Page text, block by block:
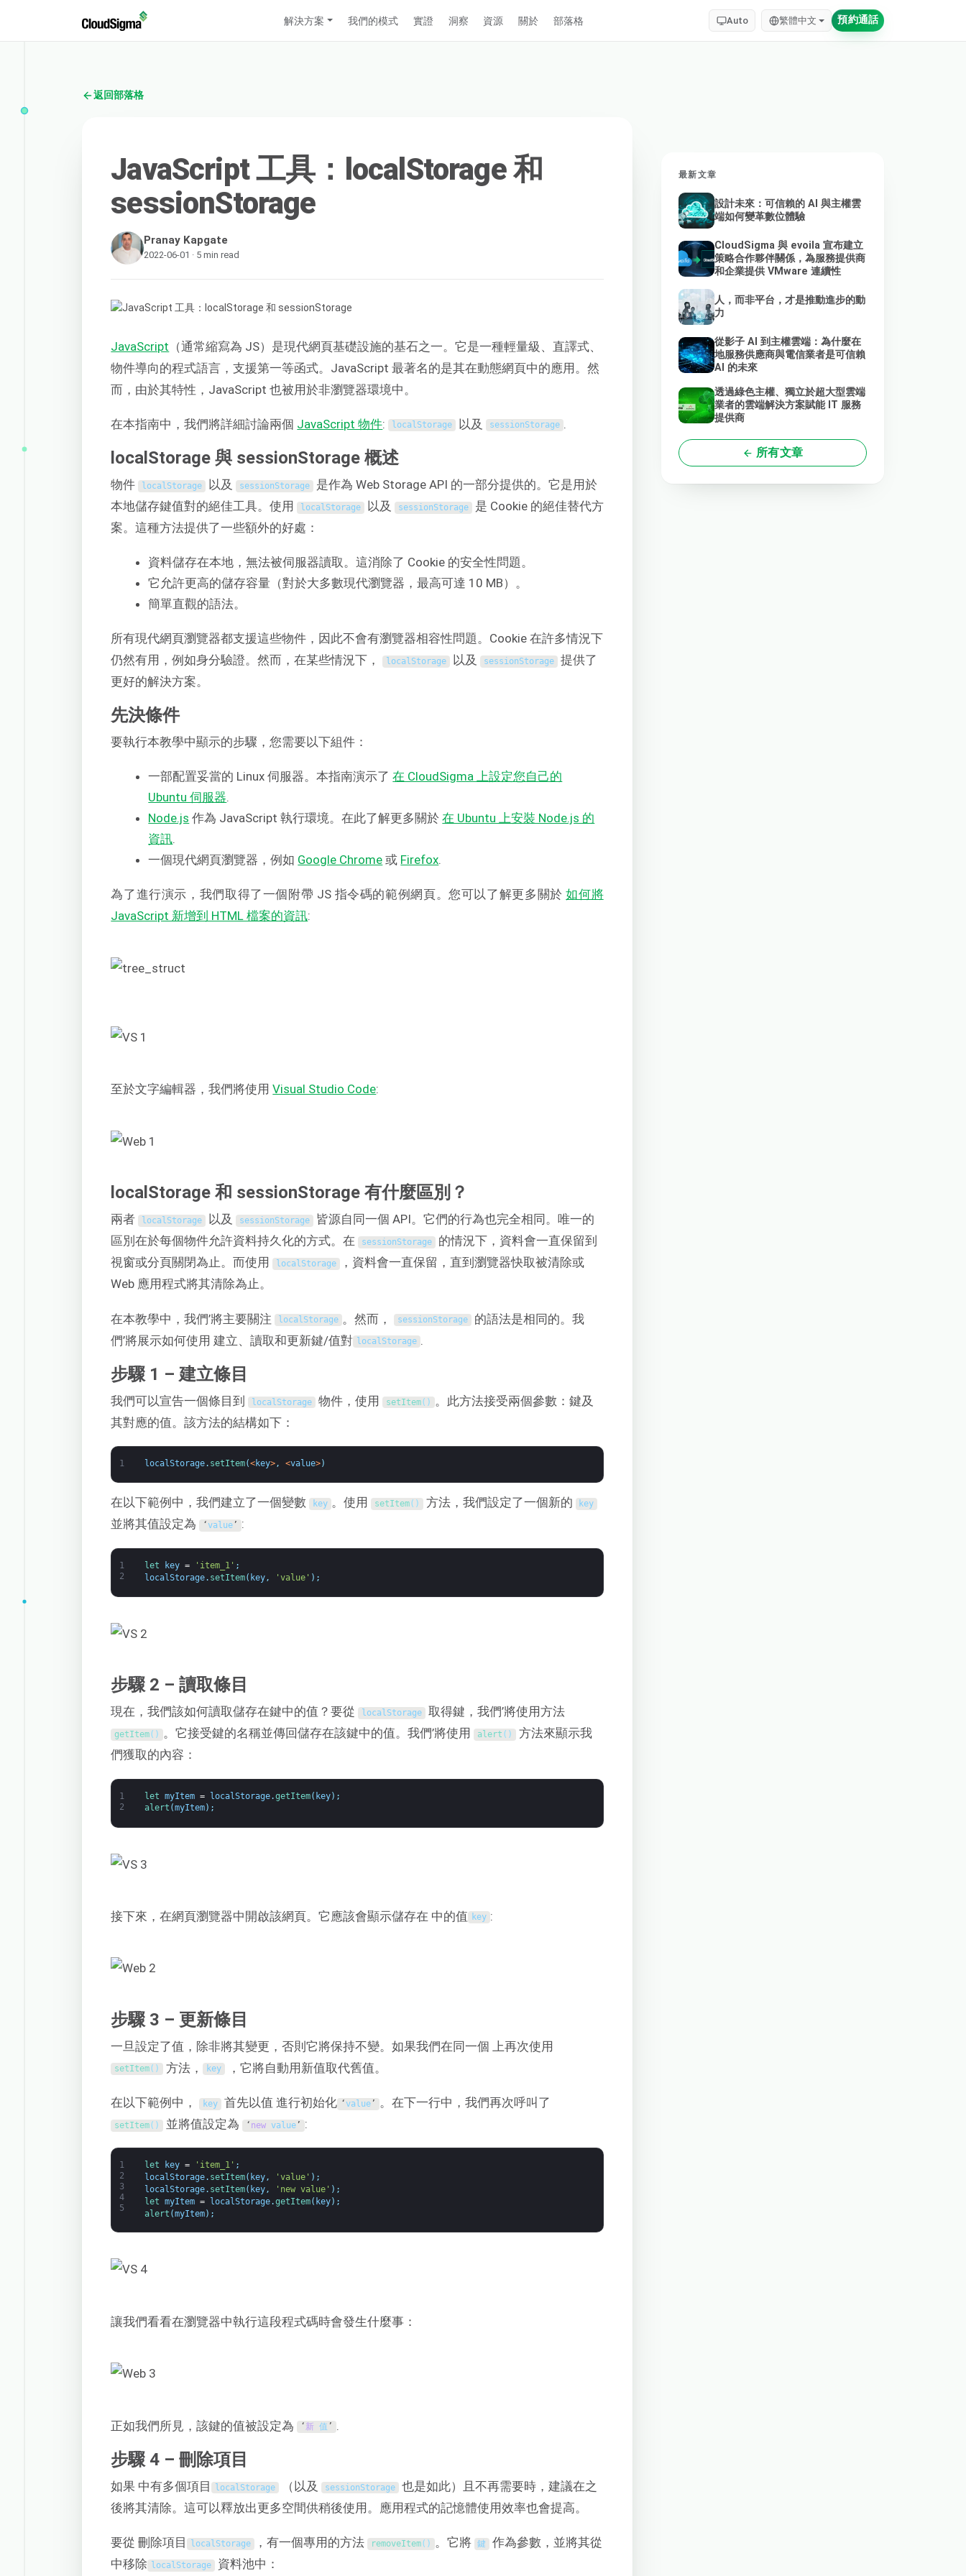
解決方案 我們的模式 實證 洞察 資源 關於 部落格 Auto 繁體中文 預約通話
返回部落格
JavaScript 工具：localStorage 和
sessionStorage
Pranay Kapgate
2022-06-01 · 5 min read
JavaScript （通常縮寫為 JS）是現代網頁基礎設施的基石之一。它是一種輕量級、直譯式、
物件導向的程式語言，支援第一等函式。JavaScript 最著名的是其在動態網頁中的應用。然
而，由於其特性，JavaScript 也被用於非瀏覽器環境中。
在本指南中，我們將詳細討論兩個 JavaScript 物件: localStorage 以及 sessionStorage .
localStorage 與 sessionStorage 概述
物件 localStorage 以及 sessionStorage 是作為 Web Storage API 的一部分提供的。它是用於
本地儲存鍵值對的絕佳工具。使用 localStorage 以及 sessionStorage 是 Cookie 的絕佳替代方
案。這種方法提供了一些額外的好處：
資料儲存在本地，無法被伺服器讀取。這消除了 Cookie 的安全性問題。
它允許更高的儲存容量（對於大多數現代瀏覽器，最高可達 10 MB）。
簡單直觀的語法。
所有現代網頁瀏覽器都支援這些物件，因此不會有瀏覽器相容性問題。Cookie 在許多情況下
仍然有用，例如身分驗證。然而，在某些情況下， localStorage 以及 sessionStorage 提供了
更好的解決方案。
先決條件
要執行本教學中顯示的步驟，您需要以下組件：
一部配置妥當的 Linux 伺服器。本指南演示了在 CloudSigma 上設定您自己的
Ubuntu 伺服器
Node.js 作為 JavaScript 執行環境。在此了解更多關於在 Ubuntu 上安裝 Node.js 的
資訊
一個現代網頁瀏覽器，例如 Google Chrome 或 Firefox
為了進行演示，我們取得了一個附帶 JS 指令碼的範例網頁。您可以了解更多關於如何將
JavaScript 新增到 HTML 檔案的資訊:
至於文字編輯器，我們將使用Visual Studio Code:
localStorage 和 sessionStorage 有什麼區別？
兩者 localStorage 以及 sessionStorage 皆源自同一個 API。它們的行為也完全相同。唯一的
區別在於每個物件允許資料持久化的方式。在 sessionStorage 的情況下，資料會一直保留到
視窗或分頁關閉為止。而使用 localStorage ，資料會一直保留，直到瀏覽器快取被清除或
Web 應用程式將其清除為止。
在本教學中，我們’將主要關注 localStorage 。然而， sessionStorage 的語法是相同的。我
們’將展示如何使用 建立、讀取和更新鍵/值對 localStorage .
步驟 1 – 建立條目
我們可以宣告一個條目到 localStorage 物件，使用 setItem( ) 。此方法接受兩個參數：鍵及
其對應的值。該方法的結構如下：
1 localStorage. setItem(<key>, <value>)
在以下範例中，我們建立了一個變數 key 。使用 setItem( ) 方法，我們設定了一個新的 key
並將其值設定為 ‘value ’ :
1
2
let key = 'item_1' ;
localStorage. setItem( key, 'value' ) ;
步驟 2 – 讀取條目
現在，我們該如何讀取儲存在鍵中的值？要從 localStorage 取得鍵，我們’將使用方法
getItem( ) 。它接受鍵的名稱並傳回儲存在該鍵中的值。我們’將使用 alert ( ) 方法來顯示我
們獲取的內容：
1
2
let myItem = localStorage.getItem( key) ;
alert (myItem) ;
接下來，在網頁瀏覽器中開啟該網頁。它應該會顯示儲存在 中的值 key :
步驟 3 – 更新條目
一旦設定了值，除非將其變更，否則它將保持不變。如果我們在同一個 上再次使用
setItem( ) 方法， key ，它將自動用新值取代舊值。
在以下範例中， key 首先以值 進行初始化 ‘value’ 。在下一行中，我們再次呼叫了
setItem( ) 並將值設定為 ‘ new value’ :
1
2
3
4
5
let key = 'item_1' ;
localStorage. setItem( key, 'value' ) ;
localStorage. setItem( key, 'new value' ) ;
let myItem = localStorage.getItem( key) ;
alert (myItem) ;
讓我們看看在瀏覽器中執行這段程式碼時會發生什麼事：
正如我們所見，該鍵的值被設定為 ‘ 新 值 ’ .
步驟 4 – 刪除項目
如果 中有多個項目 localStorage （以及 sessionStorage 也是如此）且不再需要時，建議在之
後將其清除。這可以釋放出更多空間供稍後使用。應用程式的記憶體使用效率也會提高。
要從 刪除項目 localStorage ，有一個專用的方法 removeItem( ) 。它將 鍵
作為參數，並將其從
中移除 localStorage 資料池中：
最新文章
設計未來：可信賴的 AI 與主權雲
端如何變革數位體驗
CloudSigma 與 evoila 宣布建立
策略合作夥伴關係，為服務提供商
和企業提供 VMware 連續性
人，而非平台，才是推動進步的動
力
從影子 AI 到主權雲端：為什麼在
地服務供應商與電信業者是可信賴
AI 的未來
透過綠色主權、獨立於超大型雲端
業者的雲端解決方案賦能 IT 服務
提供商
所有文章